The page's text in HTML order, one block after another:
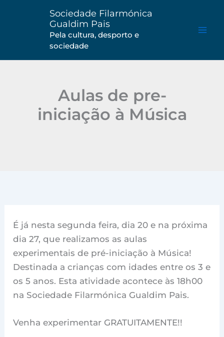
Sociedade Filarmónica
Gualdim Pais
Pela cultura, desporto e
sociedade
Aulas de pre-
iniciação à Música
É já nesta segunda feira, dia 20 e na próxima
dia 27, que realizamos as aulas
experimentais de pré-iniciação à Música!
Destinada a crianças com idades entre os 3 e
os 5 anos. Esta atividade acontece às 18h00
na Sociedade Filarmónica Gualdim Pais.
Venha experimentar GRATUITAMENTE!!